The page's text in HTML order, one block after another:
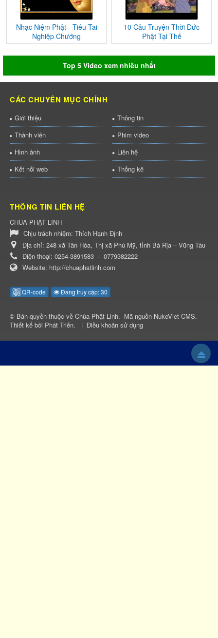
Nhạc Niệm Phật - Tiêu Tai
Nghiệp Chướng
10 Câu Truyện Thời Đức
Phật Tại Thế
Top 5 Video xem nhiều nhất
CÁC CHUYÊN MỤC CHÍNH
Giới thiệu
Thông tin
Thành viên
Phim video
Hình ảnh
Liên hệ
Kết nối web
Thống kê
THÔNG TIN LIÊN HỆ
CHÙA PHẬT LINH
Chịu trách nhiệm: Thích Hạnh Định
Địa chỉ: 248 xã Tân Hòa, Thị xã Phú Mỹ, tỉnh Bà Rịa – Vũng Tàu
Điện thoại: 0254-3891583 - 0779382222
Website: http://chuaphatlinh.com
QR-code Đang truy cập: 30
© Bản quyền thuộc về Chùa Phật Linh. Mã nguồn NukeViet CMS.
Thiết kế bởi Phát Triển. | Điều khoản sử dụng